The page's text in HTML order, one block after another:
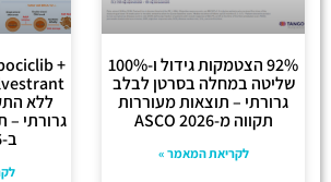
92% הצטמקות גידול ו-100%
שליטה במחלה בסרטן לבלב
גרורתי – תוצאות מעוררות
תקווה מ-ASCO 2026
לקריאת המאמר »
+
ללא
ב-ASCO 2026